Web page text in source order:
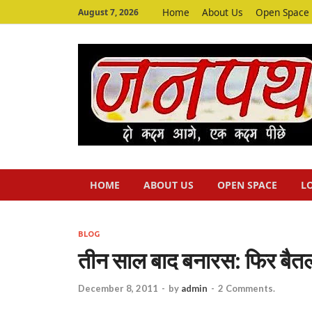
August 7, 2026 Home About Us Open Space
HOME ABOUT US OPEN SPACE
BLOG
तीन साल बाद बनारस: फिर
December 8, 2011 - by admin - 2 Comments.